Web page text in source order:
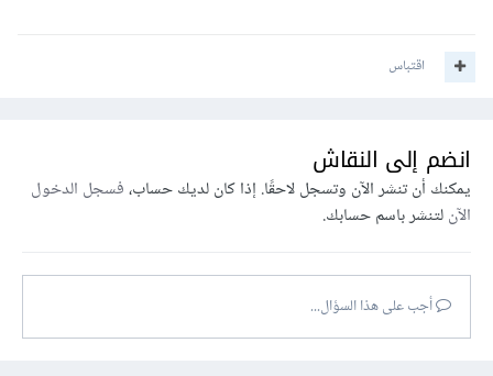
تحياتي لكم
اقتباس
انضم إلى النقاش
يمكنك أن تنشر الآن وتسجل لاحقًا. إذا كان لديك حساب،فسجل الدخول
الآنلتنشر باسم حسابك.
أجب على هذا السؤال...